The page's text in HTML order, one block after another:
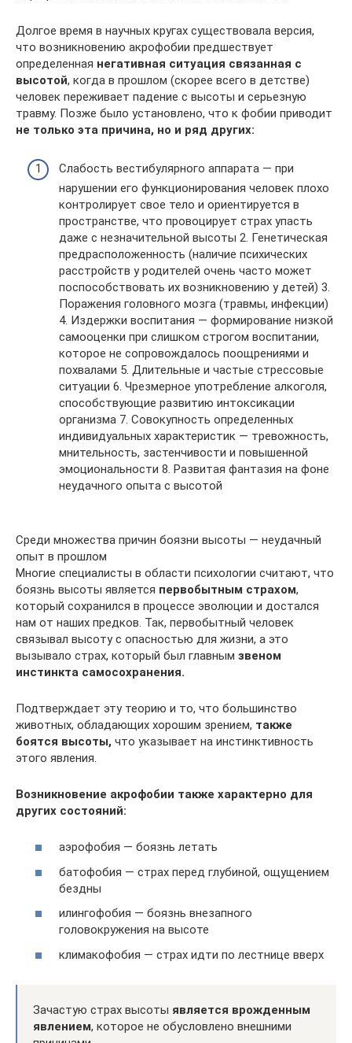
Долгое время в научных кругах существовала версия,
что возникновению акрофобии предшествует
определенная негативная ситуация связанная с
высотой, когда в прошлом (скорее всего в детстве)
человек переживает падение с высоты и серьезную
травму. Позже было установлено, что к фобии приводит
не только эта причина, но и ряд других:
Слабость вестибулярного аппарата — при
нарушении его функционирования человек плохо
контролирует свое тело и ориентируется в
пространстве, что провоцирует страх упасть
даже с незначительной высоты 2. Генетическая
предрасположенность (наличие психических
расстройств у родителей очень часто может
поспособствовать их возникновению у детей) 3.
Поражения головного мозга (травмы, инфекции)
4. Издержки воспитания — формирование низкой
самооценки при слишком строгом воспитании,
которое не сопровождалось поощрениями и
похвалами 5. Длительные и частые стрессовые
ситуации 6. Чрезмерное употребление алкоголя,
способствующие развитию интоксикации
организма 7. Совокупность определенных
индивидуальных характеристик — тревожность,
мнительность, застенчивости и повышенной
эмоциональности 8. Развитая фантазия на фоне
неудачного опыта с высотой
Среди множества причин боязни высоты — неудачный
опыт в прошлом
Многие специалисты в области психологии считают, что
боязнь высоты является первобытным страхом,
который сохранился в процессе эволюции и достался
нам от наших предков. Так, первобытный человек
связывал высоту с опасностью для жизни, а это
вызывало страх, который был главным звеном
инстинкта самосохранения.
Подтверждает эту теорию и то, что большинство
животных, обладающих хорошим зрением, также
боятся высоты, что указывает на инстинктивность
этого явления.
Возникновение акрофобии также характерно для
других состояний:
аэрофобия — боязнь летать
батофобия — страх перед глубиной, ощущением
бездны
илингофобия — боязнь внезапного
головокружения на высоте
климакофобия — страх идти по лестнице вверх
Зачастую страх высоты является врожденным
явлением, которое не обусловлено внешними